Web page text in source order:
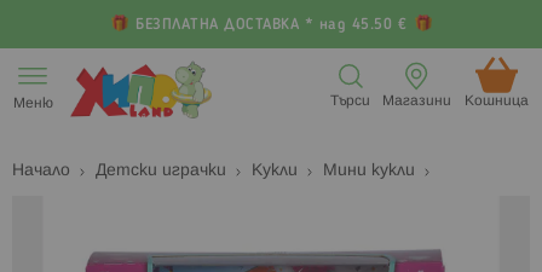
БЕЗПЛАТНА ДОСТАВКА * над 45.50 €
към
съдържанието
Меню Кошница (
Магазини
Търси
Начало Детски играчки Кукли Мини кукли